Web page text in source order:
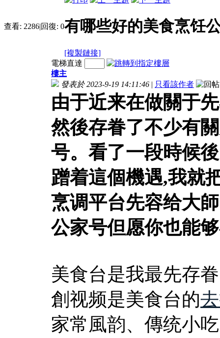
查看: 2286|回復: 0有哪些好的美食烹饪
[複製鏈接]
電梯直達
樓主
發表於 2023-9-19 14:11:46 | 只看該作者
由于近来在做關于
然後存眷了不少有
号。看了一段時候
蹭着這個機遇,我就
烹调平台先容给大
公家号但愿你也能
美食台是我最先存
創视频是美食台的
家常風韵、傳统小